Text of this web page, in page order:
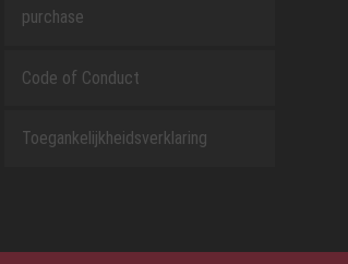
purchase
Code of Conduct
Toegankelijkheidsverklaring